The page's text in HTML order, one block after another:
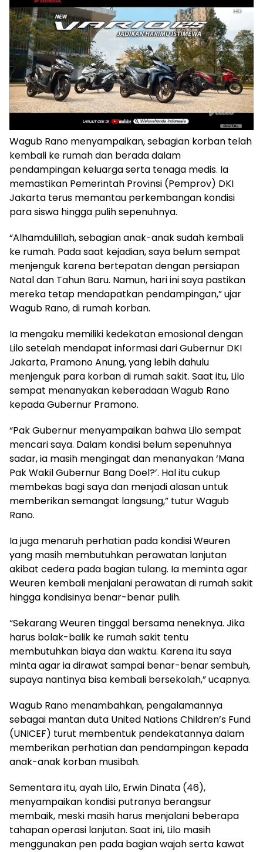
Wagub Rano menyampaikan, sebagian korban telah
kembali ke rumah dan berada dalam
pendampingan keluarga serta tenaga medis. Ia
memastikan Pemerintah Provinsi (Pemprov) DKI
Jakarta terus memantau perkembangan kondisi
para siswa hingga pulih sepenuhnya.
“Alhamdulillah, sebagian anak-anak sudah kembali
ke rumah. Pada saat kejadian, saya belum sempat
menjenguk karena bertepatan dengan persiapan
Natal dan Tahun Baru. Namun, hari ini saya pastikan
mereka tetap mendapatkan pendampingan,” ujar
Wagub Rano, di rumah korban.
Ia mengaku memiliki kedekatan emosional dengan
Lilo setelah mendapat informasi dari Gubernur DKI
Jakarta, Pramono Anung, yang lebih dahulu
menjenguk para korban di rumah sakit. Saat itu, Lilo
sempat menanyakan keberadaan Wagub Rano
kepada Gubernur Pramono.
“Pak Gubernur menyampaikan bahwa Lilo sempat
mencari saya. Dalam kondisi belum sepenuhnya
sadar, ia masih mengingat dan menanyakan ‘Mana
Pak Wakil Gubernur Bang Doel?’. Hal itu cukup
membekas bagi saya dan menjadi alasan untuk
memberikan semangat langsung,” tutur Wagub
Rano.
Ia juga menaruh perhatian pada kondisi Weuren
yang masih membutuhkan perawatan lanjutan
akibat cedera pada bagian tulang. Ia meminta agar
Weuren kembali menjalani perawatan di rumah sakit
hingga kondisinya benar-benar pulih.
“Sekarang Weuren tinggal bersama neneknya. Jika
harus bolak-balik ke rumah sakit tentu
membutuhkan biaya dan waktu. Karena itu saya
minta agar ia dirawat sampai benar-benar sembuh,
supaya nantinya bisa kembali bersekolah,” ucapnya.
Wagub Rano menambahkan, pengalamannya
sebagai mantan duta United Nations Children’s Fund
(UNICEF) turut membentuk pendekatannya dalam
memberikan perhatian dan pendampingan kepada
anak-anak korban musibah.
Sementara itu, ayah Lilo, Erwin Dinata (46),
menyampaikan kondisi putranya berangsur
membaik, meski masih harus menjalani beberapa
tahapan operasi lanjutan. Saat ini, Lilo masih
menggunakan pen pada bagian wajah serta kawat